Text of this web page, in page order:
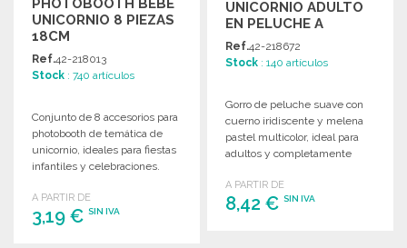
PHOTOBOOTH BEBÉ
UNICORNIO 8 PIEZAS
18CM
Ref.42-218013
Stock : 740 artículos
Conjunto de 8 accesorios para
photobooth de temática de
unicornio, ideales para fiestas
infantiles y celebraciones.
A PARTIR DE
3,19 € SIN IVA
UNICORNIO ADULTO
EN PELUCHE A
PRECIOS DE
MAYORISTA
Ref.42-218672
Stock : 140 artículos
Gorro de peluche suave con
cuerno iridiscente y melena
pastel multicolor, ideal para
adultos y completamente
A PARTIR DE
8,42 €SIN IVA